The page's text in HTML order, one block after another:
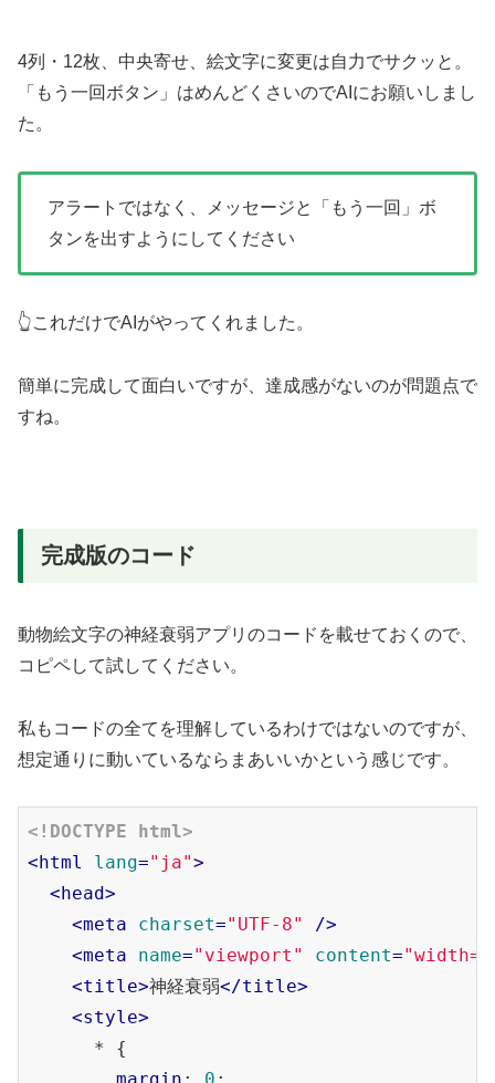
4列・12枚、中央寄せ、絵文字に変更は自力でサクッと。
「もう一回ボタン」はめんどくさいのでAIにお願いしまし
た。
アラートではなく、メッセージと「もう一回」ボ
タンを出すようにしてください
👆これだけでAIがやってくれました。
簡単に完成して面白いですが、達成感がないのが問題点で
すね。
完成版のコード
動物絵文字の神経衰弱アプリのコードを載せておくので、
コピペして試してください。
私もコードの全てを理解しているわけではないのですが、
想定通りに動いているならまあいいかという感じです。
<!DOCTYPE html>
< html lang="ja">
< head>
<meta charset="UTF-8"
/>
<meta name="viewport" content=
<title>神経衰弱</title>
<style>
      * {